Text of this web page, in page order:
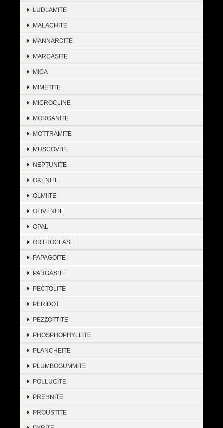
LUDLAMITE
MALACHITE
MANNARDITE
MARCASITE
MICA
MIMETITE
MICROCLINE
MORGANITE
MOTTRAMITE
MUSCOVITE
NEPTUNITE
OKENITE
OLMIITE
OLIVENITE
OPAL
ORTHOCLASE
PAPAGOITE
PARGASITE
PECTOLITE
PERIDOT
PEZZOTTITE
PHOSPHOPHYLLITE
PLANCHEITE
PLUMBOGUMMITE
POLLUCITE
PREHNITE
PROUSTITE